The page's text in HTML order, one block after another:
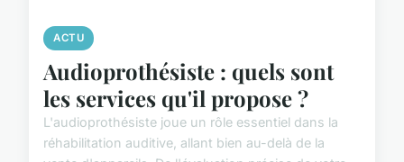
ACTU
Audioprothésiste : quels sont
les services qu'il propose ?
L'audioprothésiste joue un rôle essentiel dans la
réhabilitation auditive, allant bien au-delà de la